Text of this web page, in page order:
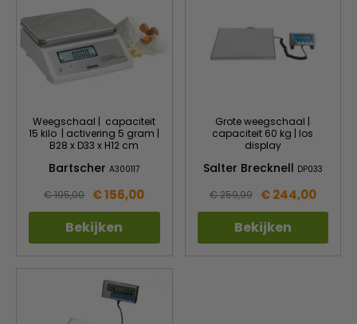
Weegschaal | capaciteit
15 kilo | activering 5 gram |
B28 x D33 x H12 cm
BartscherA300117
€ 195,00 € 156,00
Bekijken
Grote weegschaal |
capaciteit 60 kg | los
display
Salter Brecknell DP033
€ 259,99 € 244,00
Bekijken